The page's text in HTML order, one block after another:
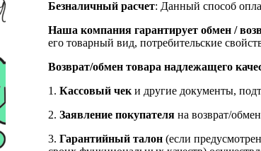
Безналичный расчет: Данный способ
Наша компания гарантирует обмен /
его товарный вид, потребительские
Возврат/обмен товара надлежащего
1. Кассовый чек и другие документы,
2. Заявление покупателя на возврат/
3. Гарантийный талон (если